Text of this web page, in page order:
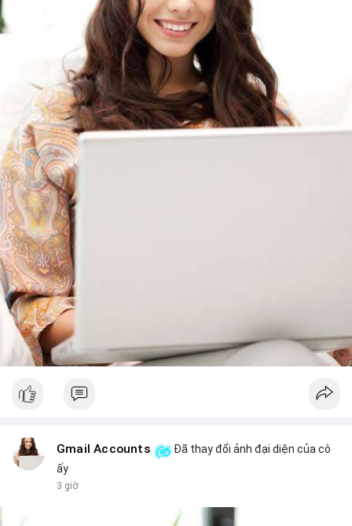
Gmail Accounts
Đã thay đổi ảnh đại diện của cô
ấy
3 giờ